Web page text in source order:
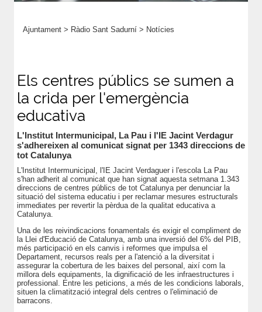
Ajuntament > Ràdio Sant Sadurní > Notícies
Els centres públics se sumen a
la crida per l'emergència
educativa
L'Institut Intermunicipal, La Pau i l'IE Jacint Verdagur
s'adhereixen al comunicat signat per 1343 direccions de
tot Catalunya
L'Institut Intermunicipal, l'IE Jacint Verdaguer i l'escola La Pau
s'han adherit al comunicat que han signat aquesta setmana 1.343
direccions de centres públics de tot Catalunya per denunciar la
situació del sistema educatiu i per reclamar mesures estructurals
immediates per revertir la pèrdua de la qualitat educativa a
Catalunya.
Una de les reivindicacions fonamentals és exigir el compliment de
la Llei d'Educació de Catalunya, amb una inversió del 6% del PIB,
més participació en els canvis i reformes que impulsa el
Departament, recursos reals per a l'atenció a la diversitat i
assegurar la cobertura de les baixes del personal, així com la
millora dels equipaments, la dignificació de les infraestructures i
professional. Entre les peticions, a més de les condicions laborals,
situen la climatització integral dels centres o l'eliminació de
barracons.